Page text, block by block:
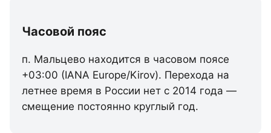
Часовой пояс
п. Мальцево находится в часовом поясе
+03:00 (IANA Europe/Kirov). Перехода на
летнее время в России нет с 2014 года —
смещение постоянно круглый год.